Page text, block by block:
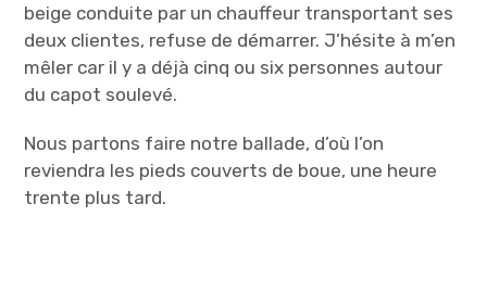
beige conduite par un chauffeur transportant ses
deux clientes, refuse de démarrer. J’hésite à m’en
mêler car il y a déjà cinq ou six personnes autour
du capot soulevé.
Nous partons faire notre ballade, d’où l’on
reviendra les pieds couverts de boue, une heure
trente plus tard.